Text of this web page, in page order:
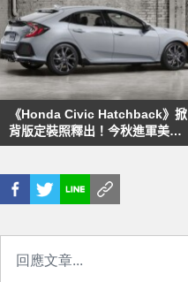
《Honda Civic Hatchback》掀
背版定裝照釋出！今秋進軍美國
採單一1.5升引擎配置